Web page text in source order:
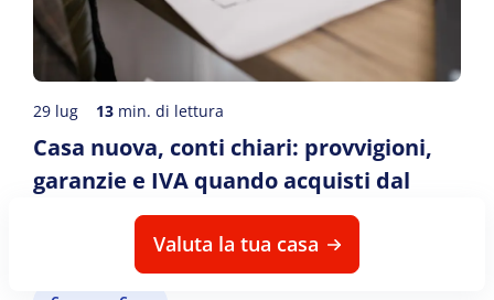
29 lug 13 min. di lettura
Casa nuova, conti chiari: provvigioni,
garanzie e IVA quando acquisti dal
costruttore tramite agenzia
Valuta la tua casa